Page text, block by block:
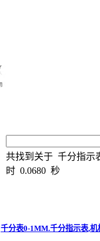
共找到关于 千分指示
时 0.0680 秒
千分表0-1MM.千分指示表,机